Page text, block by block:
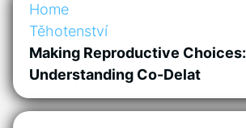
Home
Těhotenství
Making Reproductive Choices:
Understanding Co-Delat